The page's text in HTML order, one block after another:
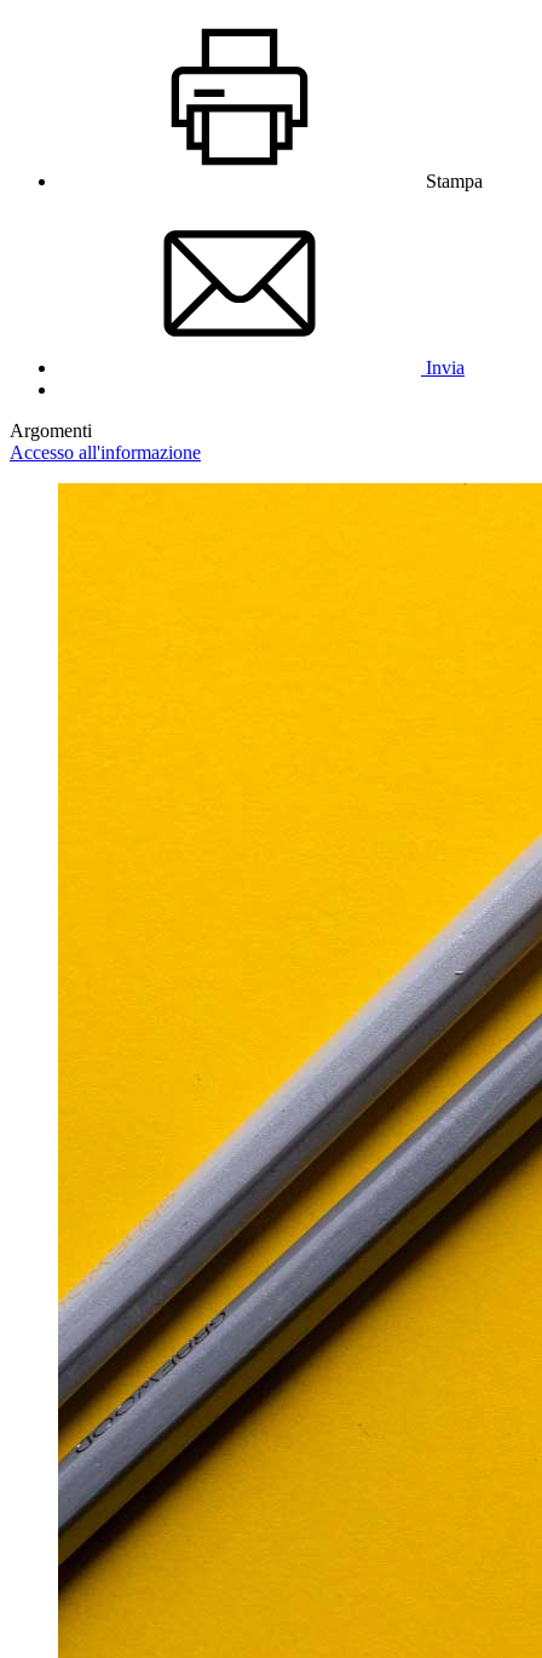
Stampa
Invia
Argomenti
Accesso all'informazione